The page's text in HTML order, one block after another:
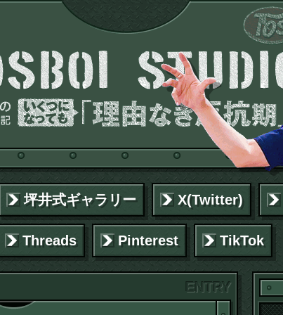
坪井式ギャラリー X(Twitter)
Threads Pinterest TikTok